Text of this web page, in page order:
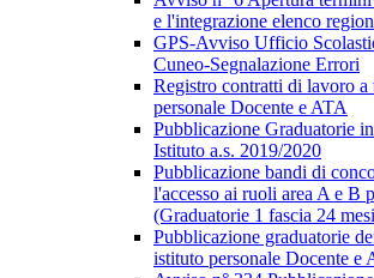
e l'integrazione elenco
GPS-Avviso Ufficio
Cuneo-Segnalazione Errori
Registro contratti di lavoro a
personale Docente e ATA
Pubblicazione Graduatorie
Istituto a.s. 2019/2020
Pubblicazione bandi di
l'accesso ai ruoli area A e B
(Graduatorie 1 fascia 24
Pubblicazione graduatorie
istituto personale Docente e